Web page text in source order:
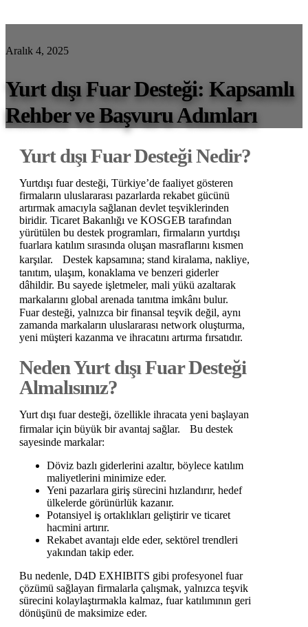
Aralık 4, 2025
Yurt dışı Fuar Desteği: Kapsamlı
Rehber ve Başvuru Adımları
Yurt dışı Fuar Desteği Nedir?
Yurtdışı fuar desteği, Türkiye’de faaliyet gösteren
firmaların uluslararası pazarlarda rekabet gücünü
artırmak amacıyla sağlanan devlet teşviklerinden
biridir. Ticaret Bakanlığı ve KOSGEB tarafından
yürütülen bu destek programları, firmaların yurtdışı
fuarlara katılım sırasında oluşan masraflarını kısmen
karşılar. Destek kapsamına; stand kiralama, nakliye,
tanıtım, ulaşım, konaklama ve benzeri giderler
dâhildir. Bu sayede işletmeler, mali yükü azaltarak
markalarını global arenada tanıtma imkânı bulur.
Fuar desteği, yalnızca bir finansal teşvik değil, aynı
zamanda markaların uluslararası network oluşturma,
yeni müşteri kazanma ve ihracatını artırma fırsatıdır.
Neden Yurt dışı Fuar Desteği
Almalısınız?
Yurt dışı fuar desteği, özellikle ihracata yeni başlayan
firmalar için büyük bir avantaj sağlar. Bu destek
sayesinde markalar:
Döviz bazlı giderlerini azaltır, böylece katılım
maliyetlerini minimize eder.
Yeni pazarlara giriş sürecini hızlandırır, hedef
ülkelerde görünürlük kazanır.
Potansiyel iş ortaklıkları geliştirir ve ticaret
hacmini artırır.
Rekabet avantajı elde eder, sektörel trendleri
yakından takip eder.
Bu nedenle, D4D EXHIBITS gibi profesyonel fuar
çözümü sağlayan firmalarla çalışmak, yalnızca teşvik
sürecini kolaylaştırmakla kalmaz, fuar katılımının geri
dönüşünü de maksimize eder.